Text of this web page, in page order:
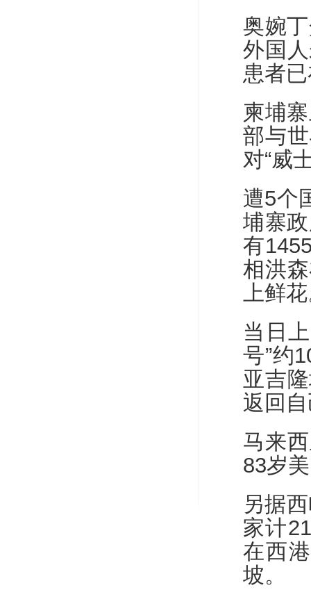
奥婉
外国
患者
柬埔
部与
对“威
遭5个
埔寨
有
相洪
上鲜
当日
号”约
亚吉
返回
马来
83岁
另据
家计
在西
坡。